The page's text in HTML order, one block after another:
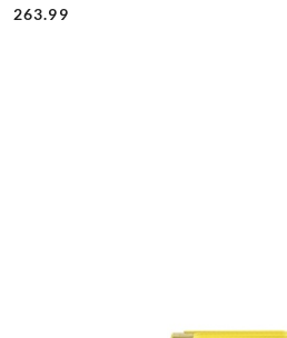
Cena:
Cena:
263.99